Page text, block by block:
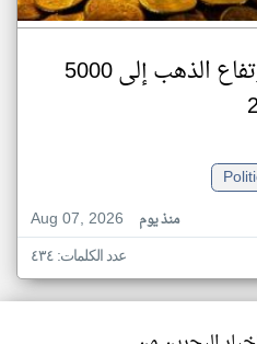
UBS يتوقع ارتفاع الذهب إلى 5000
Aug 07, 2026
منذ يوم
عدد الكلمات: ٤٣٤